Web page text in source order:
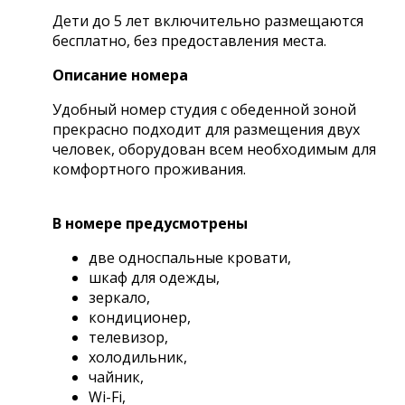
Дети до 5 лет включительно размещаются
бесплатно, без предоставления места.
Описание номера
Удобный номер студия с обеденной зоной
прекрасно подходит для размещения двух
человек, оборудован всем необходимым для
комфортного проживания.
В номере предусмотрены
две односпальные кровати,
шкаф для одежды,
зеркало,
кондиционер,
телевизор,
холодильник,
чайник,
Wi-Fi,